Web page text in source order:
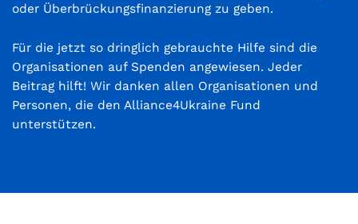
oder Überbrückungsfinanzierung zu geben.
Für die jetzt so dringlich gebrauchte Hilfe sind die
Organisationen auf Spenden angewiesen. Jeder
Beitrag hilft! Wir danken allen Organisationen und
Personen, die den Alliance4Ukraine Fund
unterstützen.